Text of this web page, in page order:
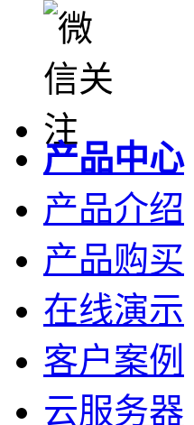
产品中心
产品介绍
产品购买
在线演示
客户案例
云服务器